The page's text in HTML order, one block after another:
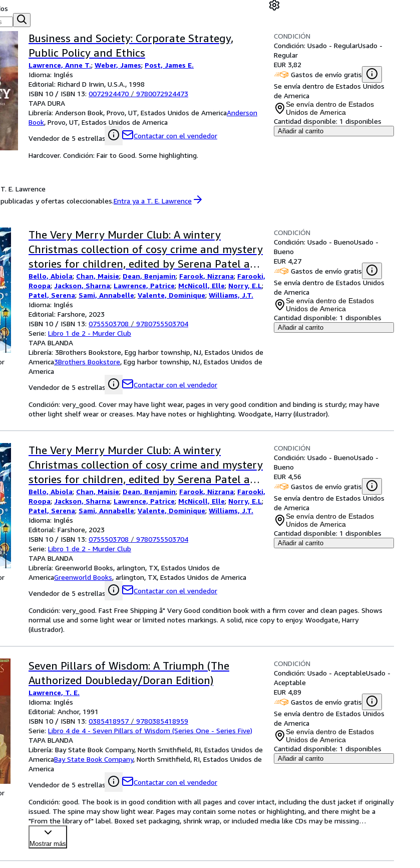
Business and Society: Corporate Strategy,
Public Policy and Ethics
Lawrence, Anne T.; Weber, James; Post, James E.
Idioma: Inglés
Editorial: Richard D Irwin, U.S.A., 1998
ISBN 10 / ISBN 13: 0072924470 / 9780072924473
TAPA DURA
Librería: Anderson Book, Provo, UT, Estados Unidos de AmericaAnderson
Book, Provo, UT, Estados Unidos de America
Vendedor de 5 estrellas
Contactar con el vendedor
CONDICIÓN
Condición: Usado - RegularUsado -
Regular
EUR 3,82
Gastos de envío gratis
Se envía dentro de Estados Unidos
de America
Se envía dentro de Estados
Unidos de America
Cantidad disponible: 1 disponibles
Añadir al carrito
Hardcover. Condición: Fair to Good. Some highlighting.
E. Lawrence
y ofertas coleccionables.Entra ya a T. E. Lawrence
The Very Merry Murder Club: A wintery
Christmas collection of cosy crime and mystery
stories for children, edited by Serena Patel and
Murder Most Unladylike author, Robin Stevens.
Bello, Abiola; Chan, Maisie; Dean, Benjamin; Farook, Nizrana; Farooki,
Roopa; Jackson, Sharna; Lawrence, Patrice; McNicoll, Elle; Norry, E.L;
Patel, Serena; Sami, Annabelle; Valente, Dominique; Williams, J.T.
Idioma: Inglés
Editorial: Farshore, 2023
ISBN 10 / ISBN 13: 0755503708 / 9780755503704
Serie: Libro 1 de 2 - Murder Club
TAPA BLANDA
Librería: 3Brothers Bookstore, Egg harbor township, NJ, Estados Unidos de
America3Brothers Bookstore, Egg harbor township, NJ, Estados Unidos de
America
Vendedor de 5 estrellas
Contactar con el vendedor
CONDICIÓN
Condición: Usado - BuenoUsado -
Bueno
EUR 4,27
Gastos de envío gratis
Se envía dentro de Estados Unidos
de America
Se envía dentro de Estados
Unidos de America
Cantidad disponible: 1 disponibles
Añadir al carrito
Condición: very_good. Cover may have light wear, pages in very good condition and binding is sturdy; may have
other light shelf wear or creases. May have notes or highlighting. Woodgate, Harry (ilustrador).
The Very Merry Murder Club: A wintery
Christmas collection of cosy crime and mystery
stories for children, edited by Serena Patel and
Murder Most Unladylike author, Robin Stevens.
Bello, Abiola; Chan, Maisie; Dean, Benjamin; Farook, Nizrana; Farooki,
Roopa; Jackson, Sharna; Lawrence, Patrice; McNicoll, Elle; Norry, E.L;
Patel, Serena; Sami, Annabelle; Valente, Dominique; Williams, J.T.
Idioma: Inglés
Editorial: Farshore, 2023
ISBN 10 / ISBN 13: 0755503708 / 9780755503704
Serie: Libro 1 de 2 - Murder Club
TAPA BLANDA
Librería: Greenworld Books, arlington, TX, Estados Unidos de
AmericaGreenworld Books, arlington, TX, Estados Unidos de America
Vendedor de 5 estrellas
Contactar con el vendedor
CONDICIÓN
Condición: Usado - BuenoUsado -
Bueno
EUR 4,56
Gastos de envío gratis
Se envía dentro de Estados Unidos
de America
Se envía dentro de Estados
Unidos de America
Cantidad disponible: 1 disponibles
Añadir al carrito
Condición: very_good. Fast Free Shipping â" Very Good condition book with a firm cover and clean pages. Shows
normal use and some light wear or limited notes markings. A solid, nice copy to enjoy. Woodgate, Harry
(ilustrador).
Seven Pillars of Wisdom: A Triumph (The
Authorized Doubleday/Doran Edition)
Lawrence, T. E.
Idioma: Inglés
Editorial: Anchor, 1991
ISBN 10 / ISBN 13: 0385418957 / 9780385418959
Serie: Libro 4 de 4 - Seven Pillars of Wisdom (Series One - Series Five)
TAPA BLANDA
Librería: Bay State Book Company, North Smithfield, RI, Estados Unidos de
AmericaBay State Book Company, North Smithfield, RI, Estados Unidos de
America
Vendedor de 5 estrellas
Contactar con el vendedor
CONDICIÓN
Condición: Usado - AceptableUsado -
Aceptable
EUR 4,89
Gastos de envío gratis
Se envía dentro de Estados Unidos
de America
Se envía dentro de Estados
Unidos de America
Cantidad disponible: 1 disponibles
Añadir al carrito
Condición: good. The book is in good condition with all pages and cover intact, including the dust jacket if originally
issued. The spine may show light wear. Pages may contain some notes or highlighting, and there might be a
"From the library of" label. Boxed set packaging, shrink wrap, or included media like CDs may be missing…
Mostrar más